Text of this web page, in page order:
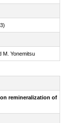
M. Yonemitsu
remineralization of